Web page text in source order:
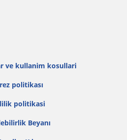
ve kullanim kosullari
politikası
poli̇ti̇kasi
Beyanı